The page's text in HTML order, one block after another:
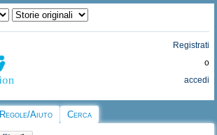
Registrati
o
accedi
Regole/Aiuto Cerca